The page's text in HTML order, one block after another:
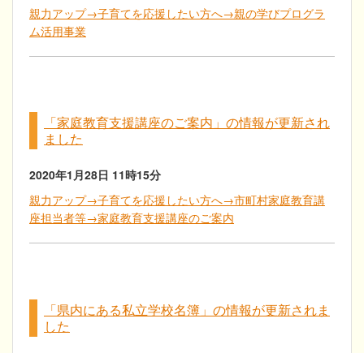
親力アップ→子育てを応援したい方へ→親の学びプログラ
ム活用事業
「家庭教育支援講座のご案内」の情報が更新され
ました
2020年1月28日 11時15分
親力アップ→子育てを応援したい方へ→市町村家庭教育講
座担当者等→家庭教育支援講座のご案内
「県内にある私立学校名簿」の情報が更新されま
した